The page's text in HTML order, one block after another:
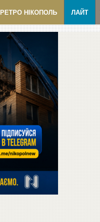
РЕТРО НІКОПОЛЬ ЛАЙТ